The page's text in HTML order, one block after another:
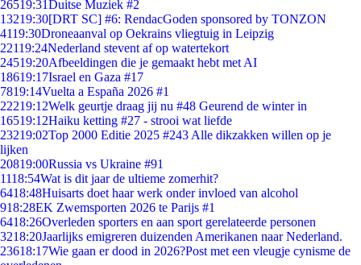
26519:31Duitse Muziek #2
13219:30[DRT SC] #6: RendacGoden sponsored by TONZON
4119:30Droneaanval op Oekrains vliegtuig in Leipzig
22119:24Nederland stevent af op watertekort
24519:20Afbeeldingen die je gemaakt hebt met AI
18619:17Israel en Gaza #17
7819:14Vuelta a España 2026 #1
22219:12Welk geurtje draag jij nu #48 Geurend de winter in
16519:12Haiku ketting #27 - strooi wat liefde
23219:02Top 2000 Editie 2025 #243 Alle dikzakken willen op je
lijken
20819:00Russia vs Ukraine #91
1118:54Wat is dit jaar de ultieme zomerhit?
6418:48Huisarts doet haar werk onder invloed van alcohol
918:28EK Zwemsporten 2026 te Parijs #1
6418:26Overleden sporters en aan sport gerelateerde personen
3218:20Jaarlijks emigreren duizenden Amerikanen naar Nederland.
23618:17Wie gaan er dood in 2026?Post met een vleugje cynisme de